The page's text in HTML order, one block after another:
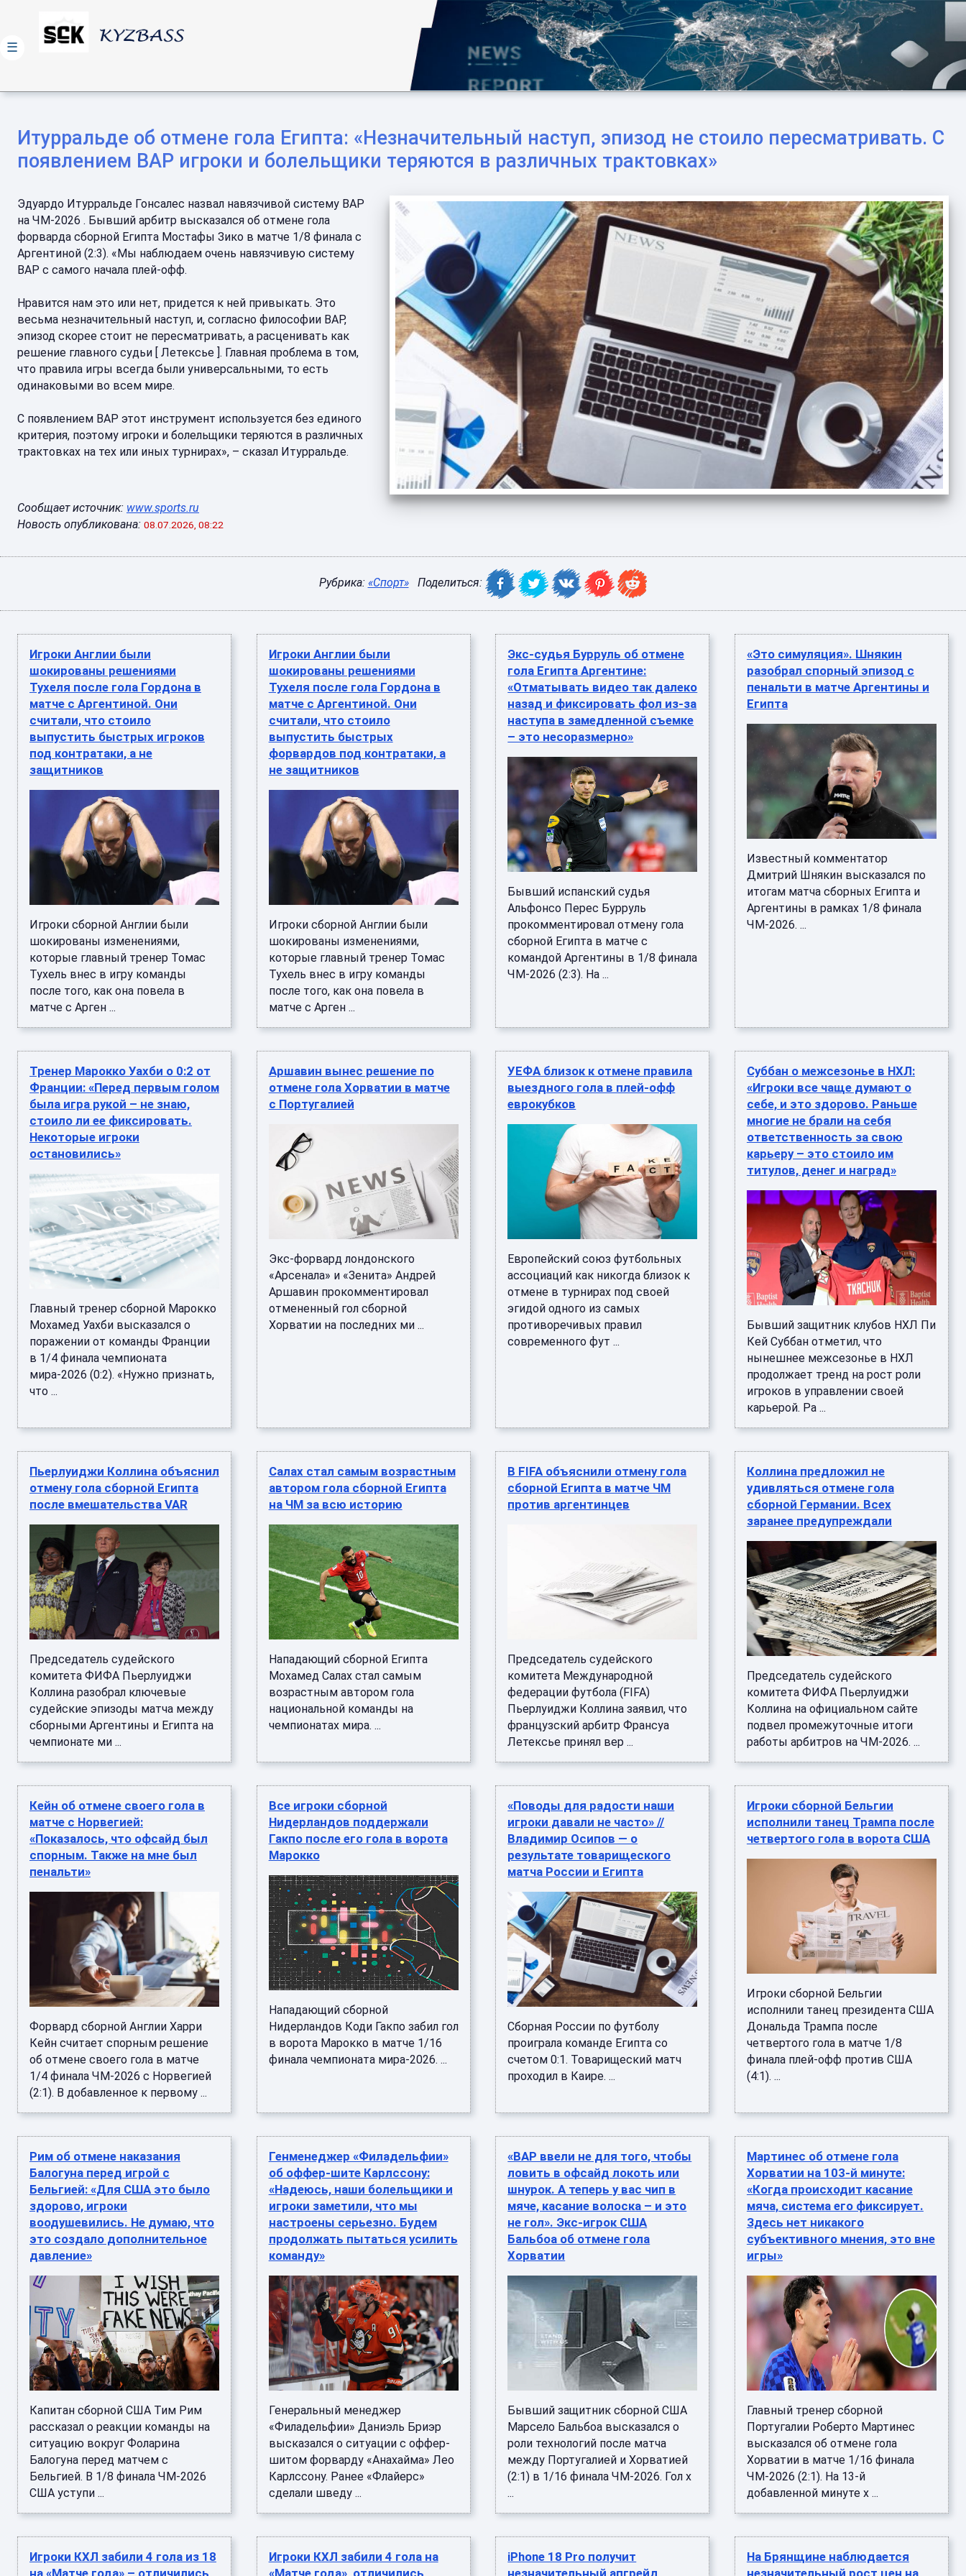
Итурральде об отмене гола Египта: «Незначительный наступ, эпизод не стоило пересматривать. С
появлением ВАР игроки и болельщики теряются в различных трактовках»
Эдуардо Итурральде Гонсалес назвал навязчивой систему ВАР
на ЧМ-2026 . Бывший арбитр высказался об отмене гола
форварда сборной Египта Мостафы Зико в матче 1/8 финала с
Аргентиной (2:3). «Мы наблюдаем очень навязчивую систему
ВАР с самого начала плей-офф.
Нравится нам это или нет, придется к ней привыкать. Это
весьма незначительный наступ, и, согласно философии ВАР,
эпизод скорее стоит не пересматривать, а расценивать как
решение главного судьи [ Летексье ]. Главная проблема в том,
что правила игры всегда были универсальными, то есть
одинаковыми во всем мире.
С появлением ВАР этот инструмент используется без единого
критерия, поэтому игроки и болельщики теряются в различных
трактовках на тех или иных турнирах», – сказал Итурральде.
Сообщает источник: www.sports.ru
Новость опубликована: 08.07.2026, 08:22
Рубрика: «Спорт» Поделиться:
Игроки Англии были
шокированы решениями
Тухеля после гола Гордона в
матче с Аргентиной. Они
считали, что стоило
выпустить быстрых игроков
под контратаки, а не
защитников
Игроки сборной Англии были
шокированы изменениями,
которые главный тренер Томас
Тухель внес в игру команды
после того, как она повела в
матче с Арген ...
Игроки Англии были
шокированы решениями
Тухеля после гола Гордона в
матче с Аргентиной. Они
считали, что стоило
выпустить быстрых
форвардов под контратаки, а
не защитников
Игроки сборной Англии были
шокированы изменениями,
которые главный тренер Томас
Тухель внес в игру команды
после того, как она повела в
матче с Арген ...
Экс-судья Бурруль об отмене
гола Египта Аргентине:
«Отматывать видео так далеко
назад и фиксировать фол из-за
наступа в замедленной съемке
– это несоразмерно»
Бывший испанский судья
Альфонсо Перес Бурруль
прокомментировал отмену гола
сборной Египта в матче с
командой Аргентины в 1/8 финала
ЧМ-2026 (2:3). На ...
«Это симуляция». Шнякин
разобрал спорный эпизод с
пенальти в матче Аргентины и
Египта
Известный комментатор
Дмитрий Шнякин высказался по
итогам матча сборных Египта и
Аргентины в рамках 1/8 финала
ЧМ-2026. ...
Тренер Марокко Уахби о 0:2 от
Франции: «Перед первым голом
была игра рукой – не знаю,
стоило ли ее фиксировать.
Некоторые игроки
остановились»
Главный тренер сборной Марокко
Мохамед Уахби высказался о
поражении от команды Франции
в 1/4 финала чемпионата
мира-2026 (0:2). «Нужно признать,
что ...
Аршавин вынес решение по
отмене гола Хорватии в матче
с Португалией
Экс-форвард лондонского
«Арсенала» и «Зенита» Андрей
Аршавин прокомментировал
отмененный гол сборной
Хорватии на последних ми ...
УЕФА близок к отмене правила
выездного гола в плей-офф
еврокубков
Европейский союз футбольных
ассоциаций как никогда близок к
отмене в турнирах под своей
эгидой одного из самых
противоречивых правил
современного фут ...
Суббан о межсезонье в НХЛ:
«Игроки все чаще думают о
себе, и это здорово. Раньше
многие не брали на себя
ответственность за свою
карьеру – это стоило им
титулов, денег и наград»
Бывший защитник клубов НХЛ Пи
Кей Суббан отметил, что
нынешнее межсезонье в НХЛ
продолжает тренд на рост роли
игроков в управлении своей
карьерой. Ра ...
Пьерлуиджи Коллина объяснил
отмену гола сборной Египта
после вмешательства VAR
Председатель судейского
комитета ФИФА Пьерлуиджи
Коллина разобрал ключевые
судейские эпизоды матча между
сборными Аргентины и Египта на
чемпионате ми ...
Салах стал самым возрастным
автором гола сборной Египта
на ЧМ за всю историю
Нападающий сборной Египта
Мохамед Салах стал самым
возрастным автором гола
национальной команды на
чемпионатах мира. ...
В FIFA объяснили отмену гола
сборной Египта в матче ЧМ
против аргентинцев
Председатель судейского
комитета Международной
федерации футбола (FIFA)
Пьерлуиджи Коллина заявил, что
французский арбитр Франсуа
Летексье принял вер ...
Коллина предложил не
удивляться отмене гола
сборной Германии. Всех
заранее предупреждали
Председатель судейского
комитета ФИФА Пьерлуиджи
Коллина на официальном сайте
подвел промежуточные итоги
работы арбитров на ЧМ-2026. ...
Кейн об отмене своего гола в
матче с Норвегией:
«Показалось, что офсайд был
спорным. Также на мне был
пенальти»
Форвард сборной Англии Харри
Кейн считает спорным решение
об отмене своего гола в матче
1/4 финала ЧМ-2026 с Норвегией
(2:1). В добавленное к первому ...
Все игроки сборной
Нидерландов поддержали
Гакпо после его гола в ворота
Марокко
Нападающий сборной
Нидерландов Коди Гакпо забил гол
в ворота Марокко в матче 1/16
финала чемпионата мира-2026. ...
«Поводы для радости наши
игроки давали не часто» //
Владимир Осипов — о
результате товарищеского
матча России и Египта
Сборная России по футболу
проиграла команде Египта со
счетом 0:1. Товарищеский матч
проходил в Каире. ...
Игроки сборной Бельгии
исполнили танец Трампа после
четвертого гола в ворота США
Игроки сборной Бельгии
исполнили танец президента США
Дональда Трампа после
четвертого гола в матче 1/8
финала плей-офф против США
(4:1). ...
Рим об отмене наказания
Балогуна перед игрой с
Бельгией: «Для США это было
здорово, игроки
воодушевились. Не думаю, что
это создало дополнительное
давление»
Капитан сборной США Тим Рим
рассказал о реакции команды на
ситуацию вокруг Фоларина
Балогуна перед матчем с
Бельгией. В 1/8 финала ЧМ-2026
США уступи ...
Генменеджер «Филадельфии»
об оффер-шите Карлссону:
«Надеюсь, наши болельщики и
игроки заметили, что мы
настроены серьезно. Будем
продолжать пытаться усилить
команду»
Генеральный менеджер
«Филадельфии» Даниэль Бриэр
высказался о ситуации с оффер-
шитом форварду «Анахайма» Лео
Карлссону. Ранее «Флайерс»
сделали шведу ...
«ВАР ввели не для того, чтобы
ловить в офсайд локоть или
шнурок. А теперь у вас чип в
мяче, касание волоска – и это
не гол». Экс-игрок США
Бальбоа об отмене гола
Хорватии
Бывший защитник сборной США
Марсело Бальбоа высказался о
роли технологий после матча
между Португалией и Хорватией
(2:1) в 1/16 финала ЧМ-2026. Гол х
...
Мартинес об отмене гола
Хорватии на 103-й минуте:
«Когда происходит касание
мяча, система его фиксирует.
Здесь нет никакого
субъективного мнения, это вне
игры»
Главный тренер сборной
Португалии Роберто Мартинес
высказался об отмене гола
Хорватии в матче 1/16 финала
ЧМ-2026 (2:1). На 13-й
добавленной минуте х ...
Игроки КХЛ забили 4 гола из 18
на «Матче года» – отличились
Игроки КХЛ забили 4 гола на
«Матче года», отличились
iPhone 18 Pro получит
незначительный апгрейд
На Брянщине наблюдается
незначительный рост цен на
☰